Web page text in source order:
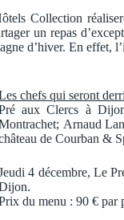
Collection
un repas
d’hiver. En effet,
chefs qui seront
aux Clercs à
Arnaud
de Courban &
4 décembre, Le
du menu : 90 € par